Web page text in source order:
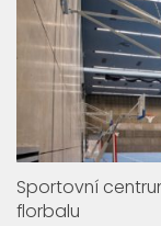
Sportovní
florbalu